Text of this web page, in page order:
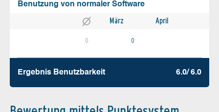
Benutzung von normaler Software
März April
0 0
Ergebnis Benutz­barkeit 6.0/ 6.0